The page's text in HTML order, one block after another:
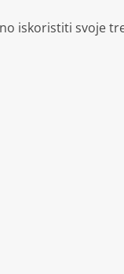
iskoristiti svoje